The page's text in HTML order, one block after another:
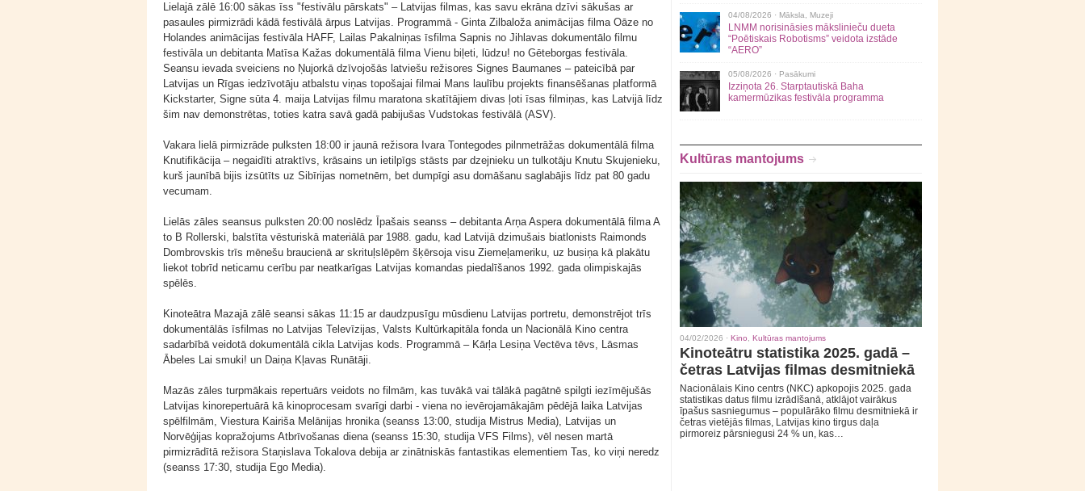
Lielajā zālē 16:00 sākas īss "festivālu pārskats" – Latvijas filmas, kas savu ekrāna dzīvi sākušas ar
pasaules pirmizrādi kādā festivālā ārpus Latvijas. Programmā - Ginta Zilbaloža animācijas filma Oāze no
Holandes animācijas festivāla HAFF, Lailas Pakalniņas īsfilma Sapnis no Jihlavas dokumentālo filmu
festivāla un debitanta Matīsa Kažas dokumentālā filma Vienu biļeti, lūdzu! no Gēteborgas festivāla.
Seansu ievada sveiciens no Ņujorkā dzīvojošās latviešu režisores Signes Baumanes – pateicībā par
Latvijas un Rīgas iedzīvotāju atbalstu viņas topošajai filmai Mans laulību projekts finansēšanas platformā
Kickstarter, Signe sūta 4. maija Latvijas filmu maratona skatītājiem divas ļoti īsas filmiņas, kas Latvijā līdz
šim nav demonstrētas, toties katra savā gadā pabijušas Vudstokas festivālā (ASV).
Vakara lielā pirmizrāde pulksten 18:00 ir jaunā režisora Ivara Tontegodes pilnmetrāžas dokumentālā filma
Knutifikācija – negaidīti atraktīvs, krāsains un ietilpīgs stāsts par dzejnieku un tulkotāju Knutu Skujenieku,
kurš jaunībā bijis izsūtīts uz Sibīrijas nometnēm, bet dumpīgi asu domāšanu saglabājis līdz pat 80 gadu
vecumam.
Lielās zāles seansus pulksten 20:00 noslēdz Īpašais seanss – debitanta Arņa Aspera dokumentālā filma A
to B Rollerski, balstīta vēsturiskā materiālā par 1988. gadu, kad Latvijā dzimušais biatlonists Raimonds
Dombrovskis trīs mēnešu braucienā ar skrituļslēpēm šķērsoja visu Ziemeļameriku, uz busiņa kā plakātu
liekot tobrīd neticamu cerību par neatkarīgas Latvijas komandas piedalīšanos 1992. gada olimpiskajās
spēlēs.
Kinoteātra Mazajā zālē seansi sākas 11:15 ar daudzpusīgu mūsdienu Latvijas portretu, demonstrējot trīs
dokumentālās īsfilmas no Latvijas Televīzijas, Valsts Kultūrkapitāla fonda un Nacionālā Kino centra
sadarbībā veidotā dokumentālā cikla Latvijas kods. Programmā – Kārļa Lesiņa Vectēva tēvs, Lāsmas
Ābeles Lai smuki! un Daiņa Kļavas Runātāji.
Mazās zāles turpmākais repertuārs veidots no filmām, kas tuvākā vai tālākā pagātnē spilgti iezīmējušās
Latvijas kinorepertuārā kā kinoprocesam svarīgi darbi - viena no ievērojamākajām pēdējā laika Latvijas
spēlfilmām, Viestura Kairiša Melānijas hronika (seanss 13:00, studija Mistrus Media), Latvijas un
Norvēģijas kopražojums Atbrīvošanas diena (seanss 15:30, studija VFS Films), vēl nesen martā
pirmizrādītā režisora Staņislava Tokalova debija ar zinātniskās fantastikas elementiem Tas, ko viņi neredz
(seanss 17:30, studija Ego Media).
04/08/2026 · Māksla Muzeji
LNMM norisināsies mākslinieču dueta
“Poētiskais Robotisms” veidota izstāde
“AERO”
05/08/2026 · Pasākumi
Izziņota 26. Starptautiskā Baha
kamermūzikas festivāla programma
Kultūras mantojums
04/02/2026 · Kino Kultūras mantojums
Kinoteātru statistika 2025. gadā –
četras Latvijas filmas desmitniekā
Nacionālais Kino centrs (NKC) apkopojis 2025. gada
statistikas datus filmu izrādīšanā, atklājot vairākus
īpašus sasniegumus – populārāko filmu desmitniekā ir
četras vietējās filmas, Latvijas kino tirgus daļa
pirmoreiz pārsniegusi 24 % un, kas…